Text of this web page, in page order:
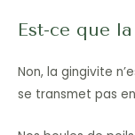
Est-ce que
Non, la gingivite
se transmet pas